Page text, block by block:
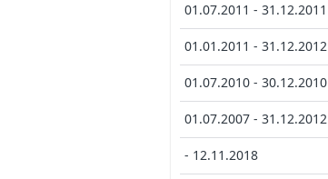
01.07.2011 - 31.12.2011
01.01.2011 - 31.12.2012
01.07.2010 - 30.12.2010
01.07.2007 - 31.12.2012
- 12.11.2018